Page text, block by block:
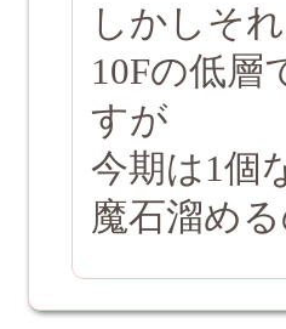
しかしそ
10Fの低層
すが
今期は1個
魔石溜め